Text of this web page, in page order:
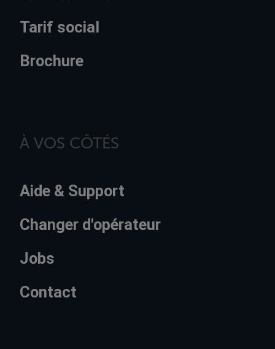
Tarif social
Brochure
À VOS CÔTÉS
Aide & Support
Changer d'opérateur
Jobs
Contact